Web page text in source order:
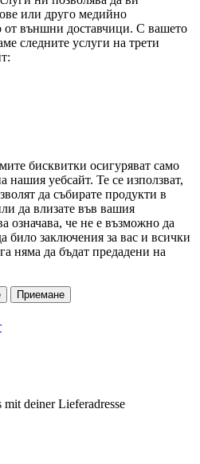
или друго медийно
от външни доставчици. С вашето
следните услуги на трети
бисквитки осигуряват само
уебсайт. Те се използват,
да събирате продукти в
да влизате във вашия
означава, че не е възможно да
било заключения за вас и всички
няма да бъдат предадени на
Приемане
mit deiner Lieferadresse